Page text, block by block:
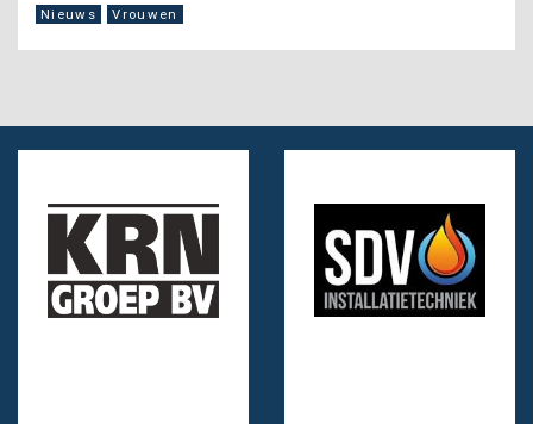
Nieuws Vrouwen